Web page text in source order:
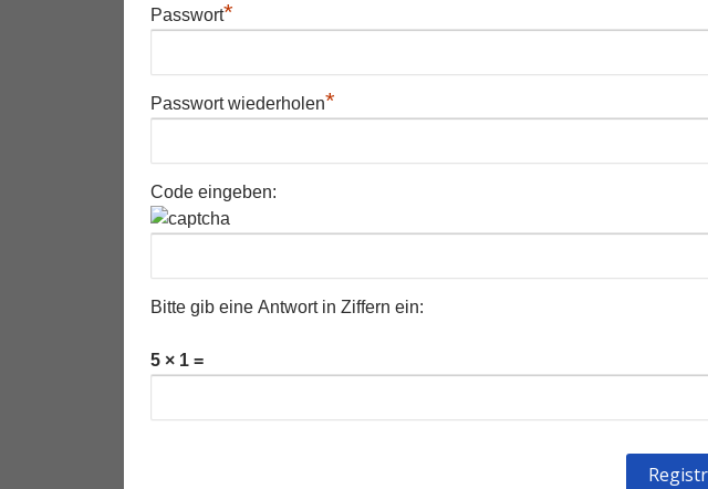
Passwort*
Passwort wiederholen*
Code eingeben:
Bitte gib eine Antwort in Ziffern ein:
5 × 1 =